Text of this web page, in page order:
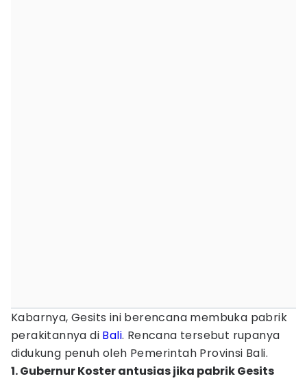
Kabarnya, Gesits ini berencana membuka pabrik
perakitannya di Bali. Rencana tersebut rupanya
didukung penuh oleh Pemerintah Provinsi Bali.
1. Gubernur Koster antusias jika pabrik Gesits